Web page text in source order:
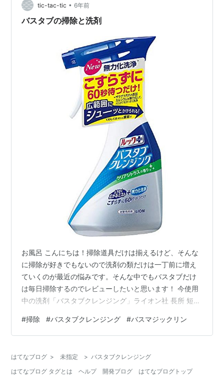
い、ちょっと手を抜きたいと思った時に 出会った洗剤が
あります。 それが…
tic-tac-tic • 6年前
バスタブの掃除と洗剤
お風呂 こんにちは！掃除道具だけは揃えるけど、そんな
に掃除が好きでもないので洗剤の類だけは一丁前に増え
ていくのが最近の悩みです。そんな中でもバスタブだけ
は毎日掃除するのでレビューしたいと思います！ 今使用
中の洗剤「バスタブクレンジング」ライオン社 長所 短所
した商品 今使用中の洗剤「バスタブクレンジング」ライ
オン社 一人暮らしだと、洗剤は買いに行く度に新商品が
ていると思うけど、この商品はこすらなくていいという
訴求ポイントが魅力的だったのでとにかく購入してみま
#掃除 #バスタブクレンジング #バスマジックリン
はてなブログ > 未指定 > バスタブクレンジング
はてなブログ タグとは
ヘルプ 開発ブログ
はてなブログトップ